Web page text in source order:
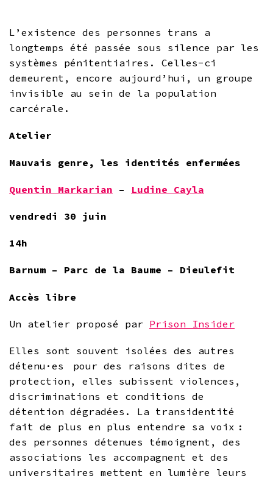
L’existence des personnes trans a
longtemps été passée sous silence par les
systèmes pénitentiaires. Celles-ci
demeurent, encore aujourd’hui, un groupe
invisible au sein de la population
carcérale.
Atelier
Mauvais genre, les identités enfermées
Quentin Markarian – Ludine Cayla
vendredi 30 juin
14h
Barnum – Parc de la Baume – Dieulefit
Accès libre
Un atelier proposé par Prison Insider
Elles sont souvent isolées des autres
détenu·es pour des raisons dites de
protection, elles subissent violences,
discriminations et conditions de
détention dégradées. La transidentité
fait de plus en plus entendre sa voix :
des personnes détenues témoignent, des
associations les accompagnent et des
universitaires mettent en lumière leurs